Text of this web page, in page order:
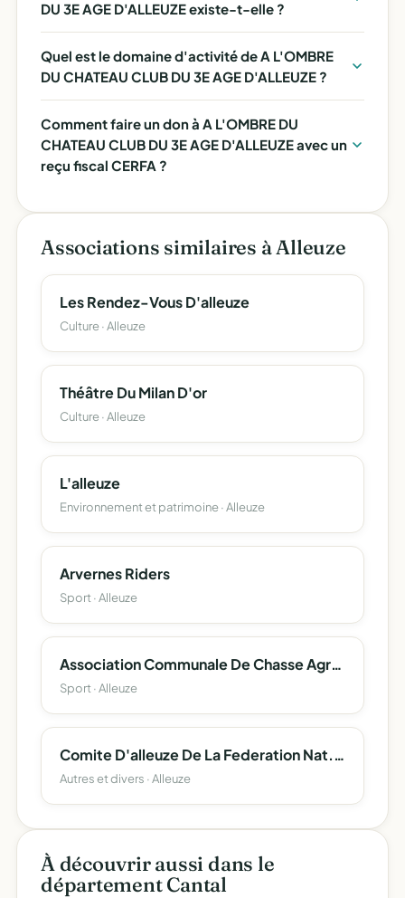
DU 3E AGE D'ALLEUZE existe-t-elle ?
Quel est le domaine d'activité de A L'OMBRE
DU CHATEAU CLUB DU 3E AGE D'ALLEUZE ?
Comment faire un don à A L'OMBRE DU
CHATEAU CLUB DU 3E AGE D'ALLEUZE avec un
reçu fiscal CERFA ?
Associations similaires à Alleuze
Les Rendez-Vous D'alleuze
Culture · Alleuze
Théâtre Du Milan D'or
Culture · Alleuze
L'alleuze
Environnement et patrimoine · Alleuze
Arvernes Riders
Sport · Alleuze
Association Communale De Chasse Agreee D'alleuze
Sport · Alleuze
Comite D'alleuze De La Federation Nat. Des Anciens Combattants En Algerie
Autres et divers · Alleuze
À découvrir aussi dans le
département Cantal